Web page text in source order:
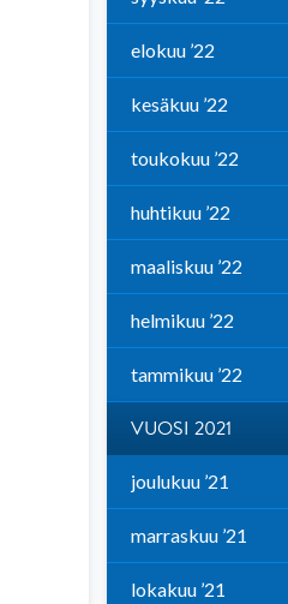
elokuu ’22
kesäkuu ’22
toukokuu ’22
huhtikuu ’22
maaliskuu ’22
helmikuu ’22
tammikuu ’22
VUOSI 2021
joulukuu ’21
marraskuu ’21
lokakuu ’21